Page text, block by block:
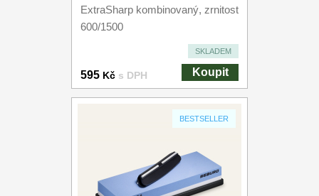
ExtraSharp kombinovaný, zrnitost
600/1500
SKLADEM
595 Kč s DPH Koupit
BESTSELLER